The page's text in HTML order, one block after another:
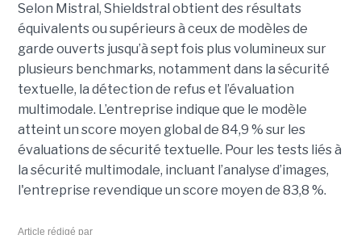
Selon Mistral, Shieldstral obtient des résultats
équivalents ou supérieurs à ceux de modèles de
garde ouverts jusqu’à sept fois plus volumineux sur
plusieurs benchmarks, notamment dans la sécurité
textuelle, la détection de refus et l’évaluation
multimodale. L’entreprise indique que le modèle
atteint un score moyen global de 84,9 % sur les
évaluations de sécurité textuelle. Pour les tests liés à
la sécurité multimodale, incluant l’analyse d’images,
l'entreprise revendique un score moyen de 83,8 %.
Article rédigé par